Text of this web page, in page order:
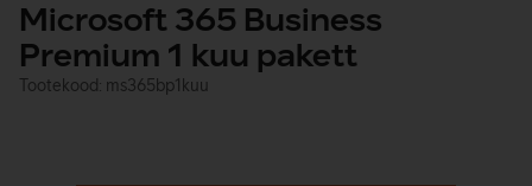
Microsoft 365 Business
Premium 1 kuu pakett
Tootekood: ms365bp1kuu